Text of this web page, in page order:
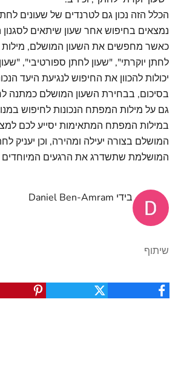
הכלל הזה נכון גם לטרנדים של שעונים
נמצאים בחיפוש אחר שעון שיתאים
כאשר מחפשים את השעון המושלם, מילות
לחתן יוקרתי", "שעון לחתן ספורטיבי",
יכולות להכוון את החיפוש לנגיעת היעד
בסיכום, בבחירת השעון המושלם כמתנה
גם על מילות המפתח הנכונות לחיפוש
במילות המפתח המתאימות יסייע לכם
המושלם בצורה יעילה ומהירה, וכן יעניק
המושלמת שתשדרג את הרגעים המיוחדים
בידי Daniel Ben-Amram
שיתוף